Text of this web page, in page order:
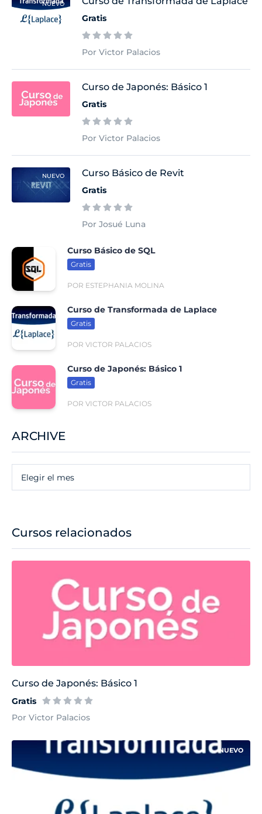
Cursos relacionados
Curso de Japonés: Básico 1
Gratis
Por Victor Palacios
NUEVO
NUEVO
Gratis
Por Victor Palacios
Curso de Japonés: Básico 1
Gratis
Por Victor Palacios
NUEVO Curso Básico de Revit
Gratis
Por Josué Luna
Curso Básico de SQL
Gratis
POR ESTEPHANIA MOLINA
Curso de Transformada de Laplace
Gratis
POR VICTOR PALACIOS
Curso de Japonés: Básico 1
Gratis
POR VICTOR PALACIOS
ARCHIVE
Elegir el mes